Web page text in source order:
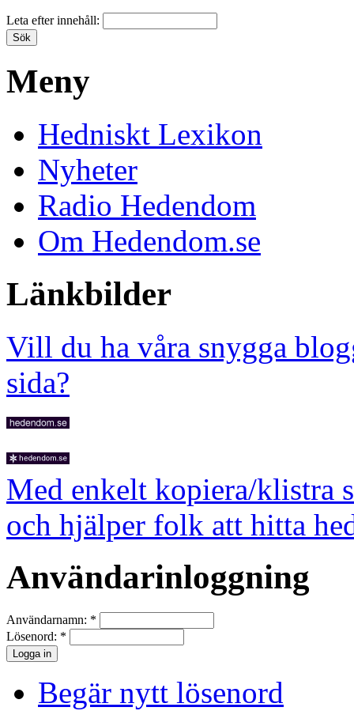
Leta efter innehåll:
Meny
Hedniskt Lexikon
Nyheter
Radio Hedendom
Om Hedendom.se
Länkbilder
Vill du ha våra snygga
sida?
Med enkelt kopiera/klistra
och hjälper folk att hitta
Användarinloggning
Användarnamn: *
Lösenord: *
Begär nytt lösenord